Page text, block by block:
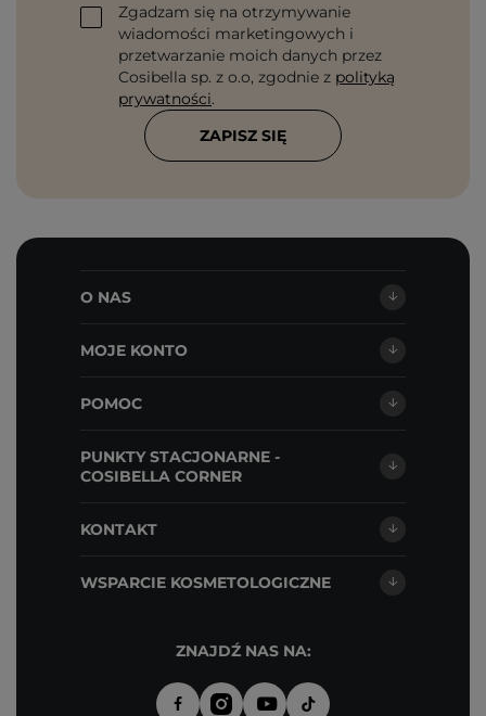
Zgadzam się na otrzymywanie
wiadomości marketingowych i
przetwarzanie moich danych przez
Cosibella sp. z o.o, zgodnie z polityką
prywatności.
ZAPISZ SIĘ
O NAS
MOJE KONTO
POMOC
PUNKTY STACJONARNE -
COSIBELLA CORNER
KONTAKT
WSPARCIE KOSMETOLOGICZNE
ZNAJDŹ NAS NA: